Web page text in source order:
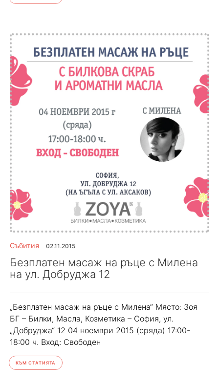
Събития 02.11.2015
Безплатен масаж на ръце с Милена
на ул. Добруджа 12
„Безплатен масаж на ръце с Милена“ Място: Зоя
БГ – Билки, Масла, Козметика – София, ул.
„Добруджа“ 12 04 ноември 2015 (сряда) 17:00-
18:00 ч. Вход: Свободен
КЪМ СТАТИЯТА